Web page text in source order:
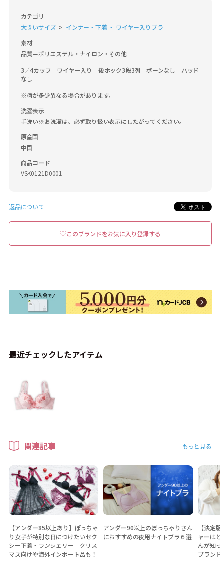
カテゴリ
大きいサイズ
インナー・下着 ・ ワイヤー入りブラ
素材
品質＝ポリエステル・ナイロン・その他
3／4カップ　ワイヤー入り　後ホック3段3列　ボーンなし　パッド
なし
※柄が多少異なる場合があります。
洗濯表示
手洗い※お洗濯は、必ず取り扱い表示にしたがってください。
原産国
中国
商品コード
VSK0121D0001
返品について
このブランドをお気に入り登録する
最近チェックしたアイテム
関連記事 もっと見る
【アンダー85以上あり】ぽっちゃ
り女子が特別な日につけたいセク
シー下着・ランジェリー│クリス
マス向けや海外インポート品も！
アンダー90以上のぽっちゃりさん
におすすめの夜用ナイトブラ６選
【決
ャーは
んが知
ブラン